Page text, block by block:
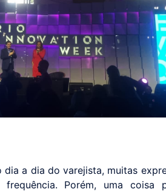
a dia do varejista, muitas
Porém, uma coisa